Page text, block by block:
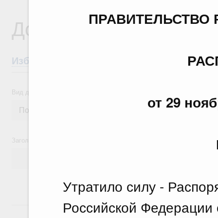
от 29
Утратило силу -
Российской
Документы
Избранные документы со справками к
Вид документа
Заголовок или текст документа
24 июля, пятница